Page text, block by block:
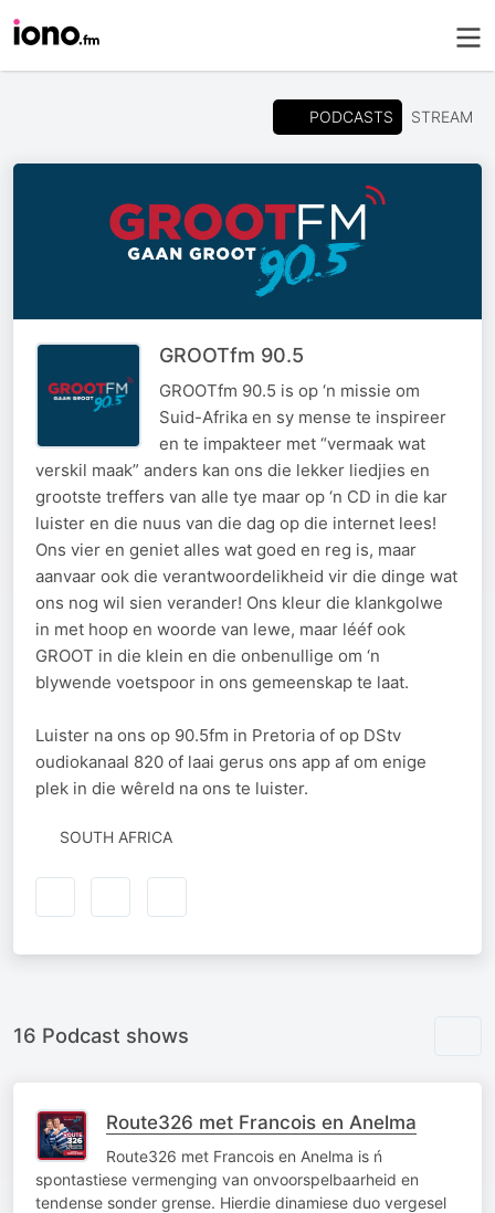
PODCASTS STREAM
GROOTfm 90.5
GROOTfm 90.5 is op ‘n missie om
Suid-Afrika en sy mense te inspireer
en te impakteer met “vermaak wat
verskil maak” anders kan ons die lekker liedjies en
grootste treffers van alle tye maar op ‘n CD in die kar
luister en die nuus van die dag op die internet lees!
Ons vier en geniet alles wat goed en reg is, maar
aanvaar ook die verantwoordelikheid vir die dinge wat
ons nog wil sien verander! Ons kleur die klankgolwe
in met hoop en woorde van lewe, maar lééf ook
GROOT in die klein en die onbenullige om ‘n
blywende voetspoor in ons gemeenskap te laat.
Luister na ons op 90.5fm in Pretoria of op DStv
oudiokanaal 820 of laai gerus ons app af om enige
plek in die wêreld na ons te luister.
SOUTH AFRICA
16 Podcast shows
Route326 met Francois en Anelma
Route326 met Francois en Anelma is ń
spontastiese vermenging van onvoorspelbaarheid en
tendense sonder grense. Hierdie dinamiese duo vergesel